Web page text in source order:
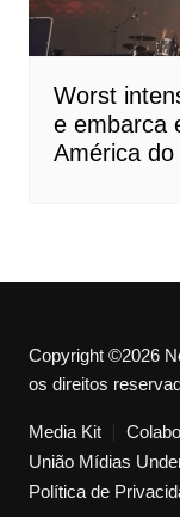
Worst
e embarca
América
Copyright ©2026
os direitos
Media Kit
União Mídias
Política de